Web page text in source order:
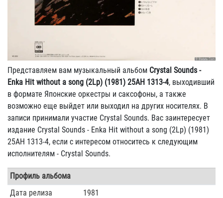
Представляем вам музыкальный альбом Crystal Sounds -
Enka Hit without a song (2Lp) (1981) 25AH 1313-4, выходивший
в формате Японские оркестры и саксофоны, а также
возможно еще выйдет или выходил на других носителях. В
записи принимали участие Crystal Sounds. Вас заинтересует
издание Crystal Sounds - Enka Hit without a song (2Lp) (1981)
25AH 1313-4, если с интересом относитесь к следующим
исполнителям - Crystal Sounds.
Профиль альбома
Дата релиза
1981